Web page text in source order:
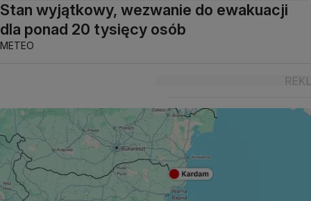
Stan wyjątkowy, wezwanie do ewakuacji
dla ponad 20 tysięcy osób
METEO